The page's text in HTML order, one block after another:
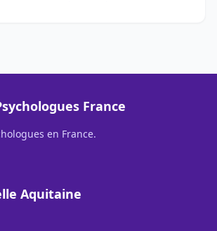
France
en France.
Aquitaine